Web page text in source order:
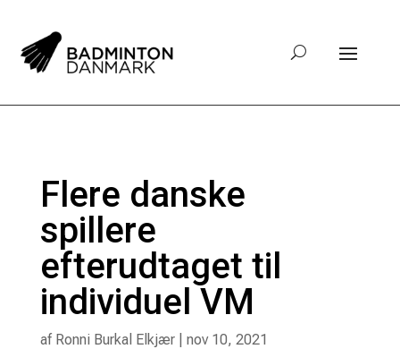
Flere danske
spillere
efterudtaget til
individuel VM
af Ronni Burkal Elkjær| nov 10, 2021